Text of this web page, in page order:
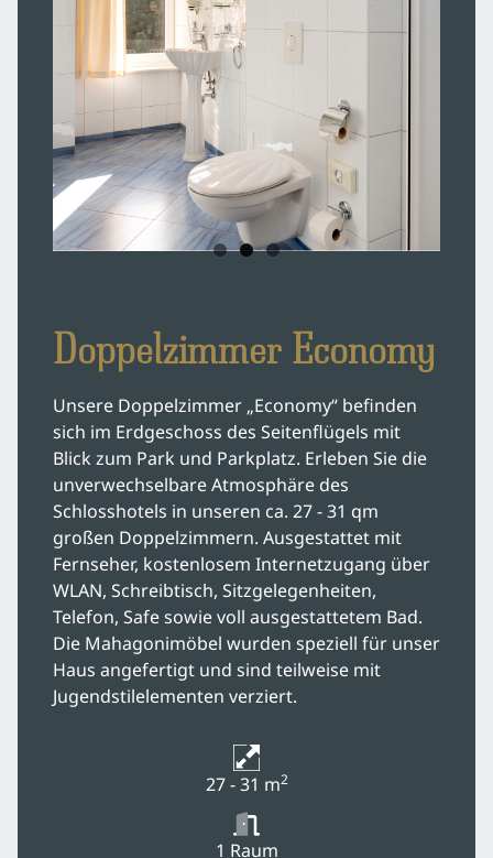
Doppelzimmer Economy
Unsere Doppelzimmer „Economy“ befinden
sich im Erdgeschoss des Seitenflügels mit
Blick zum Park und Parkplatz. Erleben Sie die
unverwechselbare Atmosphäre des
Schlosshotels in unseren ca. 27 - 31 qm
großen Doppelzimmern. Ausgestattet mit
Fernseher, kostenlosem Internetzugang über
WLAN, Schreibtisch, Sitzgelegenheiten,
Telefon, Safe sowie voll ausgestattetem Bad.
Die Mahagonimöbel wurden speziell für unser
Haus angefertigt und sind teilweise mit
Jugendstilelementen verziert.
27 - 31 m2
1 Raum